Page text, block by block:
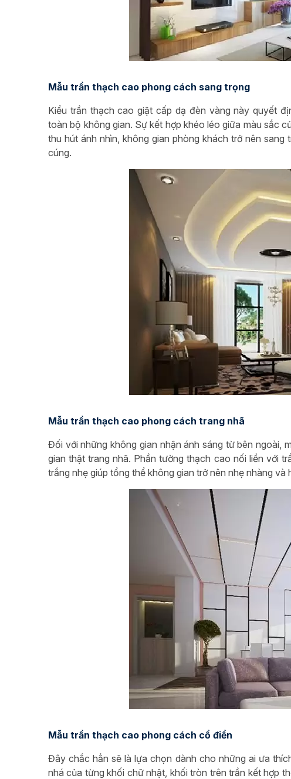
Mẫu trần thạch cao phong cách sang trọng
Kiểu trần thạch cao giật cấp dạ đèn vàng này quyết
toàn bộ không gian. Sự kết hợp khéo léo giữa màu sắc
thu hút ánh nhìn, không gian phòng khách trở nên
cúng.
Mẫu trần thạch cao phong cách trang nhã
Đối với những không gian nhận ánh sáng từ bên ngoài,
gian thật trang nhã. Phần tường thạch cao nối liền với
trắng nhẹ giúp tổng thể không gian trở nên nhẹ nhàng và
Mẫu trần thạch cao phong cách cổ điển
Đây chắc hẳn sẽ là lựa chọn dành cho những ai ưa
nhá của từng khối chữ nhật, khối tròn trên trần kết hợp